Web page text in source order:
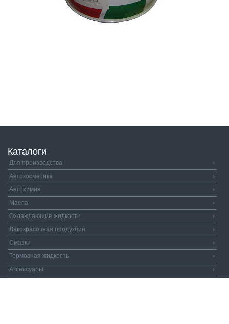
Каталоги
Для производства
›
Автокосметика
›
Автохимия
›
Масла
›
Охлаждающие жидкости
›
Лакокрасочная продукция
›
Смазки
›
Тормозная жидкость
›
Аксессуары
›